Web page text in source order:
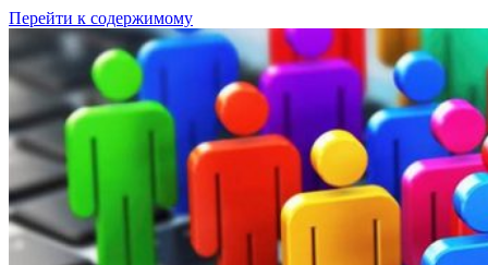
Перейти к содержимому